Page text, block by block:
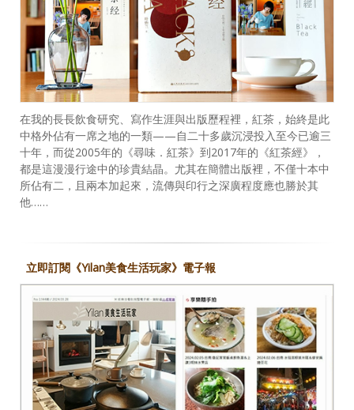
在我的長長飲食研究、寫作生涯與出版歷程裡，紅茶，始終是此
中格外佔有一席之地的一類——自二十多歲沉浸投入至今已逾三
十年，而從2005年的《尋味．紅茶》到2017年的《紅茶經》，
都是這漫漫行途中的珍貴結晶。尤其在簡體出版裡，不僅十本中
所佔有二，且兩本加起來，流傳與印行之深廣程度應也勝於其
他……
立即訂閱《Yilan美食生活玩家》電子報